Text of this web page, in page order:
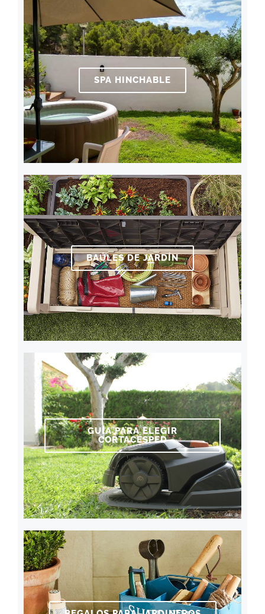
SPA HINCHABLE
BAÚLES DE JARDÍN
GUÍA PARA ELEGIR
CORTACÉSPED